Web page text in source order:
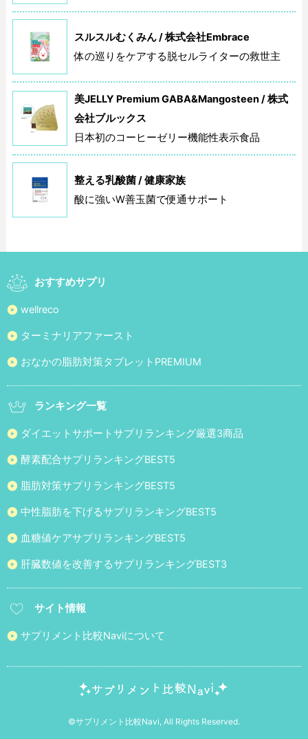
スルスルむくみん / 株式会社Embrace
体の巡りをケアする脱セルライターの救世主
美JELLY Premium GABA&Mangosteen / 株式
会社ブルックス
日本初のコーヒーゼリー機能性表示食品
整える乳酸菌 / 健康家族
酸に強いW善玉菌で便通サポート
おすすめサプリ
wellreco
ターミナリアファースト
おなかの脂肪対策タブレットPREMIUM
ランキング一覧
ダイエットサポートサプリランキング厳選3商品
酵素配合サプリランキングBEST5
脂肪対策サプリランキングBEST5
中性脂肪を下げるサプリランキングBEST5
血糖値ケアサプリランキングBEST5
肝臓数値を改善するサプリランキングBEST3
サイト情報
サプリメント比較Naviについて
©サプリメント比較Navi, All Rights Reserved.